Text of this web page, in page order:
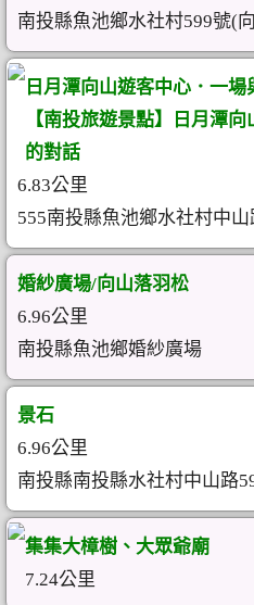
南投縣魚池鄉水社村599號(
日月潭向山遊客中心．一
【南投旅遊景點】日月潭
的對話
6.83公里
555南投縣魚池鄉水社村中山
婚紗廣場/向山落羽松
6.96公里
南投縣魚池鄉婚紗廣場
景石
6.96公里
南投縣南投縣水社村中山路
集集大樟樹、大眾爺廟
7.24公里